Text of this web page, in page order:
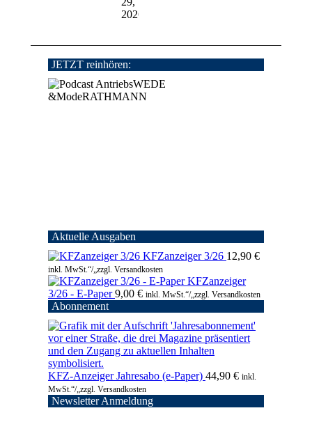
2026
JETZT reinhören:
Aktuelle Ausgaben
KFZanzeiger 3/26 12,90 €
inkl. MwSt.“/„zzgl. Versandkosten
KFZanzeiger
3/26 - E-Paper 9,00 € inkl. MwSt.“/„zzgl. Versandkosten
Abonnement
KFZ-Anzeiger Jahresabo (e-Paper) 44,90 € inkl.
MwSt.“/„zzgl. Versandkosten
Newsletter Anmeldung